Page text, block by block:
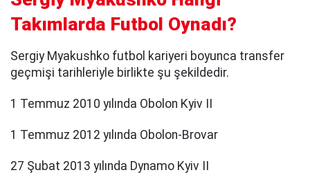
Takımlarda Futbol Oynadı?
Sergiy Myakushko futbol kariyeri boyunca transfer
geçmişi tarihleriyle birlikte şu şekildedir.
1 Temmuz 2010 yılında Obolon Kyiv II
1 Temmuz 2012 yılında Obolon-Brovar
27 Şubat 2013 yılında Dynamo Kyiv II